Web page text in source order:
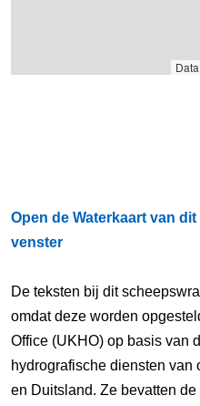
Open de Waterkaart van
venster
De teksten bij dit
omdat deze worden
Office (UKHO) op basis van
hydrografische diensten
en Duitsland. Ze bevatten